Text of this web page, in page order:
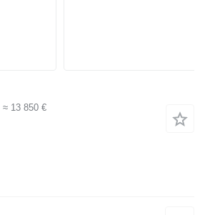
≈ 13 850 €